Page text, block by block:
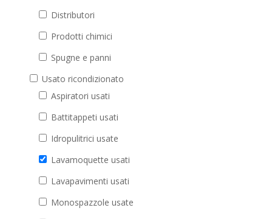
Distributori
Prodotti chimici
Spugne e panni
Usato ricondizionato
Aspiratori usati
Battitappeti usati
Idropulitrici usate
Lavamoquette usati
Lavapavimenti usati
Monospazzole usate